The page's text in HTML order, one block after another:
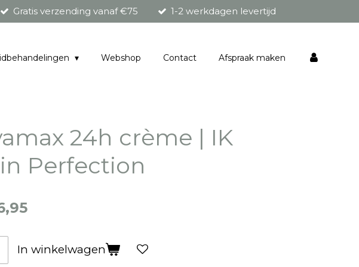
Gratis verzending vanaf €75 1-2 werkdagen levertijd
Webshop Contact Afspraak maken
24h crème | IK
Perfection
In winkelwagen